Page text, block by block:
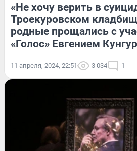
«Не хочу верить в
Троекуровском
родные прощались с
«Голос» Евгением
11 апреля, 2024, 22:51 3 034 1